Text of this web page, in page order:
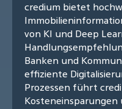
credium bietet
von KI und Deep
Banken und
effiziente
Prozessen führt